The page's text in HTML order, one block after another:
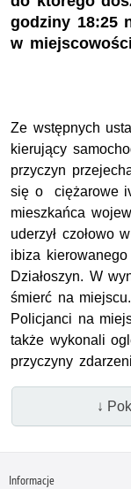
godziny 18:25
w
Ze wstępnych
kierujący
przyczyn
się o ciężarowe
mieszkańca
uderzył czołowo
ibiza
Działoszyn. W
śmierć na
Policjanci na
także wykonali
przyczyny
↓
Informacje